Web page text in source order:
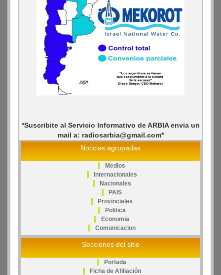
*Suscribite al Servicio Informativo de ARBIA envia un
mail a: radiosarbia@gmail.com*
Noticias agrupadas
Medios
Internacionales
Nacionales
PAIS
Provinciales
Politica
Economia
Comunicacion
Secciones del sitio
Portada
Ficha de Afiliación